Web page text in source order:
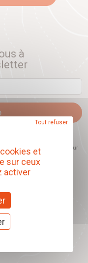
à
et reste sans incidence sur
et
sur ceux
activer
Tout refuser